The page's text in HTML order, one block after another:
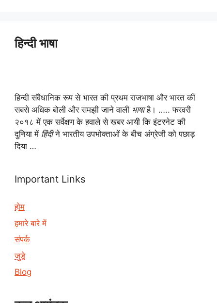
हिन्दी भाषा
हिन्दी संवैधानिक रूप से भारत की प्रथम राजभाषा और भारत की
सबसे अधिक बोली और समझी जाने वाली भाषाहै। ….. फरवरी
२०१८ में एक सर्वेक्षण के हवाले से खबर आयी कि इंटरनेट की
दुनिया में हिंदीने भारतीय उपभोक्ताओं के बीच अंग्रेजी को पछाड़
दिया …
Important Links
होम
हमारे बारे में
संपर्क
जुड़े
Blog